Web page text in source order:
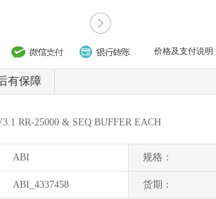
价格及支付说明
有保障
RR-25000 & SEQ BUFFER EACH
ABI 规格：
ABI_4337458 货期：